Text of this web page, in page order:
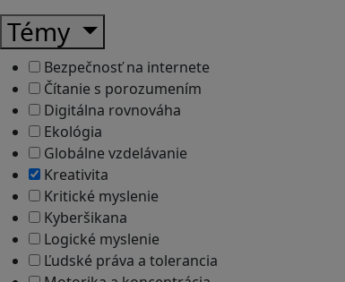
Témy
Bezpečnosť na internete
Čítanie s porozumením
Digitálna rovnováha
Ekológia
Globálne vzdelávanie
Kreativita
Kritické myslenie
Kyberšikana
Logické myslenie
Ľudské práva a tolerancia